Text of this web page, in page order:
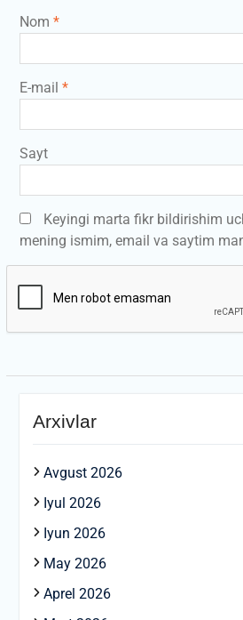
Nom *
E-mail *
Sayt
Keyingi marta fikr bildirishim
mening ismim, email va saytim
Arxivlar
Avgust 2026
Iyul 2026
Iyun 2026
May 2026
Aprel 2026